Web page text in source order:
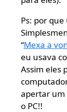
Ps: por que
“Mexa a
eu usava
Assim eles
apertar um
o PC!!